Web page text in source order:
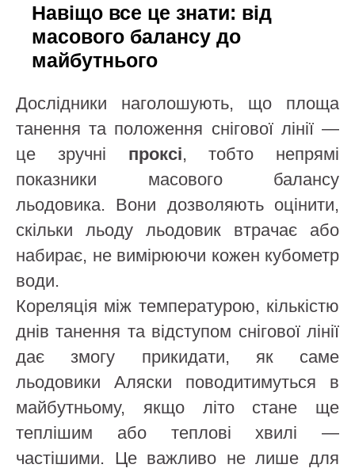
Навіщо все це знати: від
масового балансу до
майбутнього
Дослідники наголошують, що площа
танення та положення снігової лінії —
це зручні проксі, тобто непрямі
показники масового балансу
льодовика. Вони дозволяють оцінити,
скільки льоду льодовик втрачає або
набирає, не вимірюючи кожен кубометр
води.
Кореляція між температурою, кількістю
днів танення та відступом снігової лінії
дає змогу прикидати, як саме
льодовики Аляски поводитимуться в
майбутньому, якщо літо стане ще
теплішим або теплові хвилі —
частішими. Це важливо не лише для